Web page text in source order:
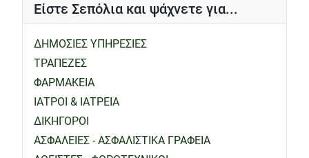
Είστε Σεπόλια και ψάχνετε για...
ΔΗΜΟΣΙΕΣ ΥΠΗΡΕΣΙΕΣ
ΤΡΑΠΕΖΕΣ
ΦΑΡΜΑΚΕΙΑ
ΙΑΤΡΟΙ & ΙΑΤΡΕΙΑ
ΔΙΚΗΓΟΡΟΙ
ΑΣΦΑΛΕΙΕΣ - ΑΣΦΑΛΙΣΤΙΚΑ ΓΡΑΦΕΙΑ